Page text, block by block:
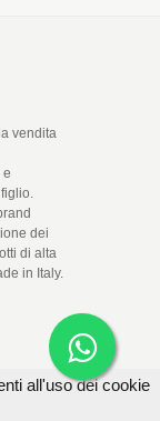
vendita
e
dei
di alta
in Italy.
all'uso dei cookie